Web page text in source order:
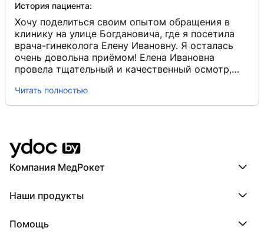
История пациента:
Хочу поделиться своим опытом обращения в
клинику на улице Богдановича, где я посетила
врача-гинеколога Елену Ивановну. Я осталась
очень довольна приёмом! Елена Ивановна
провела тщательный и качественный осмотр,
я даже не подозревала. Она проявила высокий
профессионализм и внимательность, задавая
состояния и предложить оптимальные решения.
Отдельно хочу отметить доброжелательное
отношение и комфортную атмосферу в кабинете.
Я чувствовала себя защищённой и понятой.
руках. Она выявила мою проблему и за короткий
Читать полностью
Компания МедРокет
О YDoc
Наши продукты
ПроТаблетки
Помощь